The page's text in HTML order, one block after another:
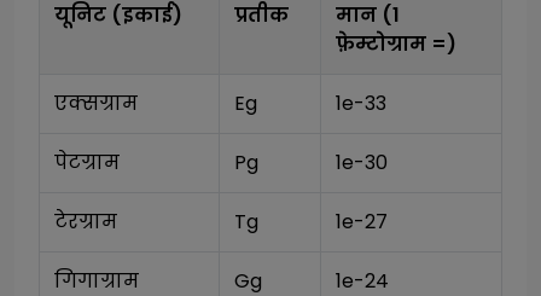
यूनिट (इकाई) प्रतीक
मान (1
फ़ेम्टोग्राम =)
एक्सग्राम Eg 1e-33
पेटग्राम Pg 1e-30
टेरग्राम Tg 1e-27
गिगाग्राम Gg 1e-24